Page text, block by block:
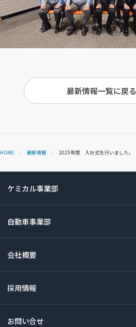
最新情報一覧に戻る
HOME 最新情報 2025年度 入社式を行いました。
ケミカル事業部
自動車事業部
会社概要
採用情報
お問い合せ